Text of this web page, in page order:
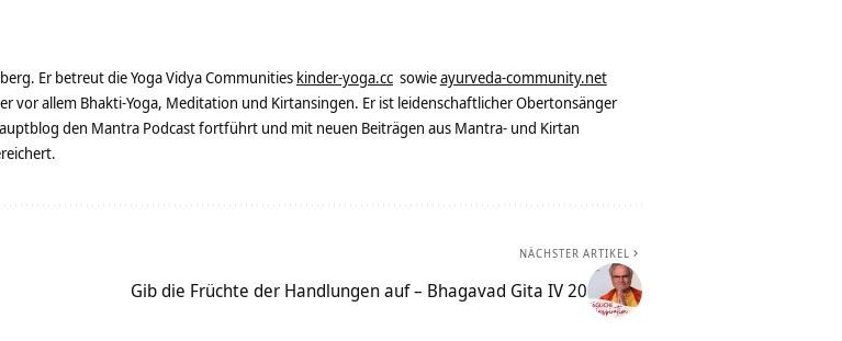
Er betreut die Yoga Vidya Communities kinder-yoga.cc sowieayurveda-community.net
vor allem Bhakti-Yoga, Meditation und Kirtansingen. Er ist leidenschaftlicher Obertonsänger
den Mantra Podcast fortführt und mit neuen Beiträgen aus Mantra- und Kirtan
NÄCHSTER ARTIKEL
Gib die Früchte der Handlungen auf – Bhagavad Gita IV 20